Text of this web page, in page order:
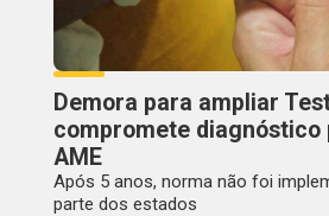
Demora para ampliar
compromete diagnóstico
AME
Após 5 anos, norma não foi
parte dos estados